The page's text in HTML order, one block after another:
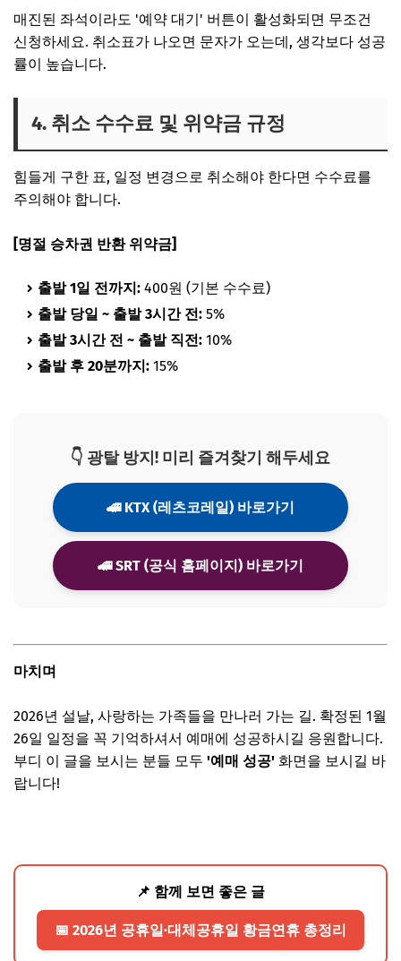
매진된 좌석이라도 '예약 대기' 버튼이 활성화되면 무조건
신청하세요. 취소표가 나오면 문자가 오는데, 생각보다 성공
률이 높습니다.
4. 취소 수수료 및 위약금 규정
힘들게 구한 표, 일정 변경으로 취소해야 한다면 수수료를
주의해야 합니다.
[명절 승차권 반환 위약금]
출발 1일 전까지: 400원 (기본 수수료)
출발 당일 ~ 출발 3시간 전: 5%
출발 3시간 전 ~ 출발 직전: 10%
출발 후 20분까지: 15%
👇 광탈 방지! 미리 즐겨찾기 해두세요
🚄 KTX (레츠코레일) 바로가기
🚄 SRT (공식 홈페이지) 바로가기
마치며
2026년 설날, 사랑하는 가족들을 만나러 가는 길. 확정된 1월
26일 일정을 꼭 기억하셔서 예매에 성공하시길 응원합니다.
부디 이 글을 보시는 분들 모두 '예매 성공' 화면을 보시길 바
랍니다!
📌 함께 보면 좋은 글
📅 2026년 공휴일·대체공휴일 황금연휴 총정리